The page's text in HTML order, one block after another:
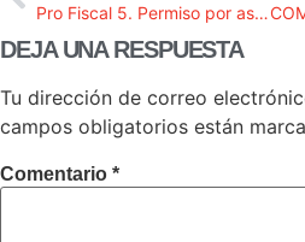
Pro Fiscal 5. Permiso por asuntos propios
DEJA UNA RESPUESTA
Tu dirección de correo
campos obligatorios están
Comentario *